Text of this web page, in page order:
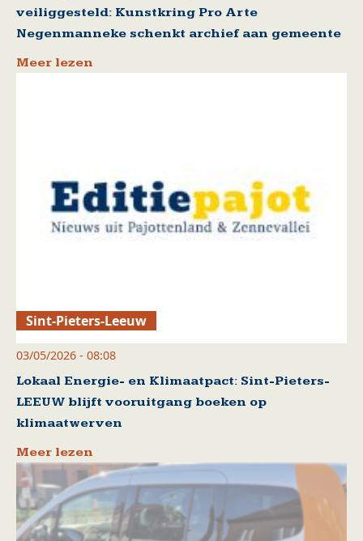
veiliggesteld: Kunstkring Pro Arte
Negenmanneke schenkt archief aan gemeente
Meer lezen
Sint-Pieters-Leeuw
03/05/2026 - 08:08
Lokaal Energie- en Klimaatpact: Sint-Pieters-
LEEUW blijft vooruitgang boeken op
klimaatwerven
Meer lezen